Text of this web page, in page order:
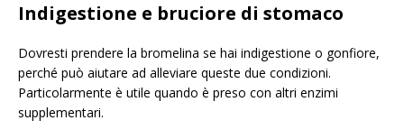
Indigestione e bruciore di stomaco
Dovresti prendere la bromelina se hai indigestione o gonfiore,
perché può aiutare ad alleviare queste due condizioni.
Particolarmente è utile quando è preso con altri enzimi
supplementari.